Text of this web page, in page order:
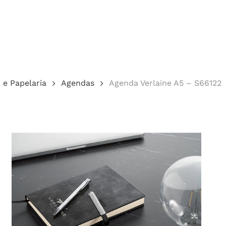
Papelaria Agendas Agenda Verlaine A5 – S66122